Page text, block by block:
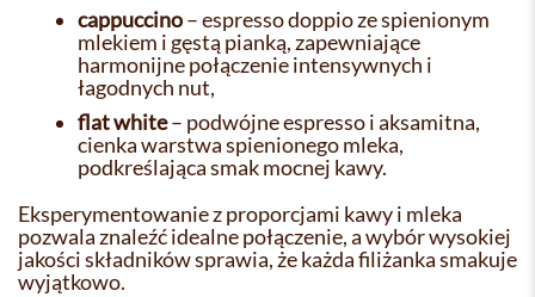
cappuccino– espresso doppio ze spienionym
mlekiem i gęstą pianką, zapewniające
harmonijne połączenie intensywnych i
łagodnych nut,
flat white– podwójne espresso i aksamitna,
cienka warstwa spienionego mleka,
podkreślająca smak mocnej kawy.
Eksperymentowanie z proporcjami kawy i mleka
pozwala znaleźć idealne połączenie, a wybór wysokiej
jakości składników sprawia, że każda filiżanka smakuje
wyjątkowo.